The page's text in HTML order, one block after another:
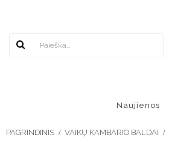
Naujienos
PAGRINDINIS VAIKŲ KAMBARIO BALDAI